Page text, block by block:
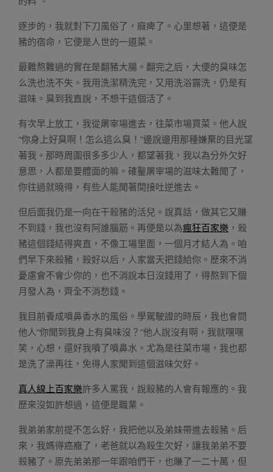
逐步的，我就對下刀風俗了，麻痺了。心里想著，這便是
豬的宿命，它便是人世的一道菜。
最難熬難過的實在是翻豬大腸。翻完之后，大便的臭味怎
么洗也洗不失。我用洗潔精洗完，又用洗浴露洗，仍是有
滋味。臭到我直說，不想干這個活了。
有次早上放工，我從屠宰場進去，往菜市場買菜。他人說
“你身上好臭啊！怎么這么臭！”邊說邊用那種嫌棄的目光望
著我。那時周圍很多多少人，都望著我，我以為分外欠好
意思，人都是要體面的嘛。確鑿屠宰場的滋味太難聞了，
你往過就曉得，有些人能聞著間接吐逆進去。
但后面我仍是一向在干殺豬的活兒。說真話，做其它又賺
不到錢，我也沒有阿誰腦筋。再便是以為瘋狂百家樂 ，殺
豬這個錢結得爽直，不像工場里面，一個月才結人為。咱
們早下來殺豬，殺好以后，人家當天把錢給你。歷來不消
憂慮會不會少你的，也不消說本日沒錢用了，得熬到下個
月發人為，齊全不消愁錢。
我目前養成噴鼻香水的風俗。學駕駛證的時辰，我也會問
他人“你聞到我身上有臭味沒？”他人說沒有啊，我就嘿嘿
笑，心想，還好我噴了噴鼻水。尤為是往菜市場，我也都
是洗了澡再往，免得人家聞到這個滋味欠好。
真人線上百家樂許多人罵我，說殺豬的人會有報應的。我
歷來沒如許想過，這便是職業。
我弟弟家前提不怎么好，我把他以及弟妹帶進去殺豬。后
來，我媽得癌癥了，老爸就以為殺生欠好，讓我弟弟不要
殺豬了。原先弟弟那一年跟咱們干，也賺了一二十萬，但